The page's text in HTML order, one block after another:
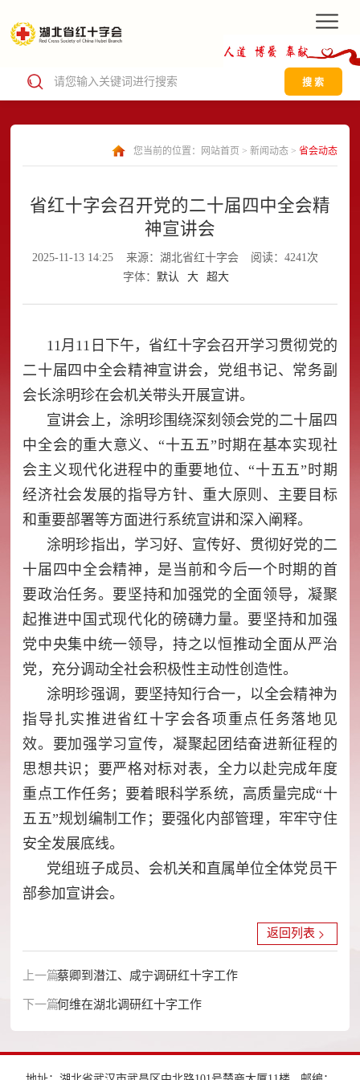
搜 索
您当前的位置： 网站首页 > 新闻动态> 省会动态
省红十字会召开党的二十届四中全会精
神宣讲会
2025-11-13 14:25 来源：湖北省红十字会
阅读：4241次
字体： 默认 大 超大
11月11日下午，省红十字会召开学习贯彻党的
二十届四中全会精神宣讲会，党组书记、常务副
会长涂明珍在会机关带头开展宣讲。
宣讲会上，涂明珍围绕深刻领会党的二十届四
中全会的重大意义、“十五五”时期在基本实现社
会主义现代化进程中的重要地位、“十五五”时期
经济社会发展的指导方针、重大原则、主要目标
和重要部署等方面进行系统宣讲和深入阐释。
涂明珍指出，学习好、宣传好、贯彻好党的二
十届四中全会精神，是当前和今后一个时期的首
要政治任务。要坚持和加强党的全面领导，凝聚
起推进中国式现代化的磅礴力量。要坚持和加强
党中央集中统一领导，持之以恒推动全面从严治
党，充分调动全社会积极性主动性创造性。
涂明珍强调，要坚持知行合一，以全会精神为
指导扎实推进省红十字会各项重点任务落地见
效。要加强学习宣传，凝聚起团结奋进新征程的
思想共识；要严格对标对表，全力以赴完成年度
重点工作任务；要着眼科学系统，高质量完成“十
五五”规划编制工作；要强化内部管理，牢牢守住
安全发展底线。
党组班子成员、会机关和直属单位全体党员干
部参加宣讲会。
上一篇：蔡卿到潜江、咸宁调研红十字工作
下一篇：何维在湖北调研红十字工作
返回列表